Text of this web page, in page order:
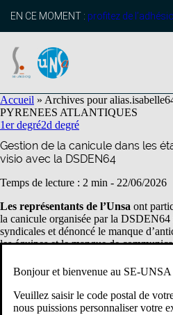
principal
EN CE MOMENT : profitez de
Accueil » Archives pour
PYRENEES ATLANTIQUES
1er degré2d degré
Gestion de la canicule dans les
visio avec la DSDEN64
Temps de lecture : 2 min - 22/06/2026
Les représentants de l’Unsa ont
la canicule organisée par la DSDEN64
syndicales et dénoncé le manque
les équipes et le manque de
reçues des collègues mais beaucoup
dessous les
Dans les établissements du 1er D :
Bonjour et bienvenue au SE-UNSA
Veuillez saisir le code postal de
nous puissions personnaliser votre